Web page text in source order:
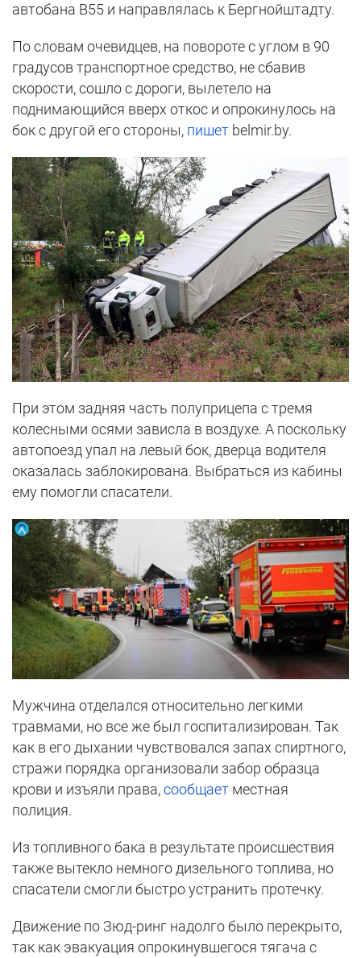
автобана B55 и направлялась к Бергнойштадту.
По словам очевидцев, на повороте с углом в 90
градусов транспортное средство, не сбавив
скорости, сошло с дороги, вылетело на
поднимающийся вверх откос и опрокинулось на
бок с другой его стороны, пишет belmir.by.
При этом задняя часть полуприцепа с тремя
колесными осями зависла в воздухе. А поскольку
автопоезд упал на левый бок, дверца водителя
оказалась заблокирована. Выбраться из кабины
ему помогли спасатели.
Мужчина отделался относительно легкими
травмами, но все же был госпитализирован. Так
как в его дыхании чувствовался запах спиртного,
стражи порядка организовали забор образца
крови и изъяли права,сообщает местная
полиция.
Из топливного бака в результате происшествия
также вытекло немного дизельного топлива, но
спасатели смогли быстро устранить протечку.
Движение по Зюд-ринг надолго было перекрыто,
так как эвакуация опрокинувшегося тягача с